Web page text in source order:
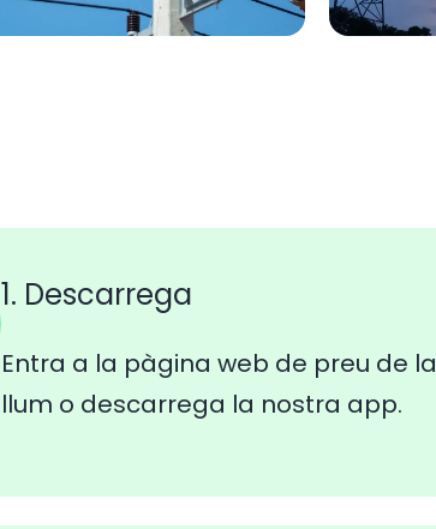
1. Descarrega
Entra a la pàgina web de preu de la
llum o descarrega la nostra app.